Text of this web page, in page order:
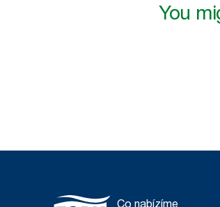
You
Co nabízíme